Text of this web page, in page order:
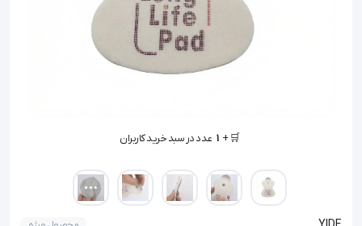
🛒 +
1 عدد در سبد خرید کاربران